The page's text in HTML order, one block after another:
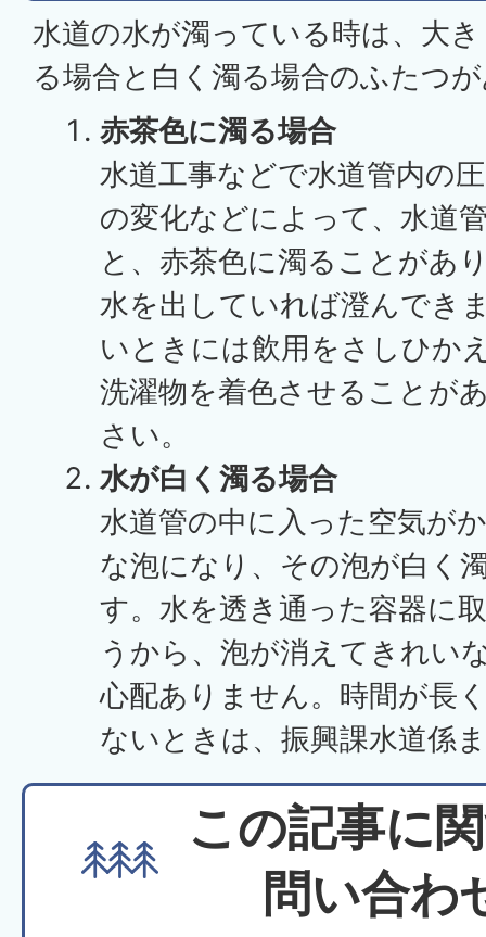
水道の水が濁っている時は、大
る場合と白く濁る場合のふたつ
赤茶色に濁る場合
水道工事などで水道管内の
の変化などによって、水道
と、赤茶色に濁ることがあ
水を出していれば澄んでき
いときには飲用をさしひか
洗濯物を着色させることが
さい。
水が白く濁る場合
水道管の中に入った空気が
な泡になり、その泡が白く
す。水を透き通った容器に
うから、泡が消えてきれい
心配ありません。時間が長
ないときは、振興課水道係
この記事に
問い合わ